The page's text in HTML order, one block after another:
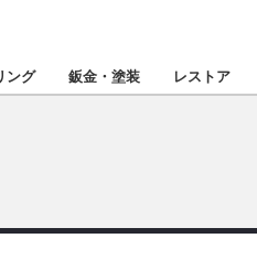
ラス認
ング 鈑金・塗装 レストア